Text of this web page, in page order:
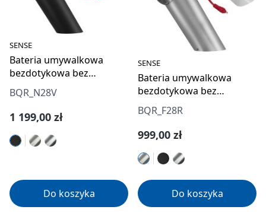
SENSE
Bateria umywalkowa
bezdotykowa bez
regulacji temperatury -
230/6V
BQR_N28V
Cena regularna:
1 199,00 zł
Do koszyka
SENSE
Bateria umywalkowa
bezdotykowa bez
regulacji temperatury -
4xAA
BQR_F28R
Cena regularna:
999,00 zł
Do koszyka